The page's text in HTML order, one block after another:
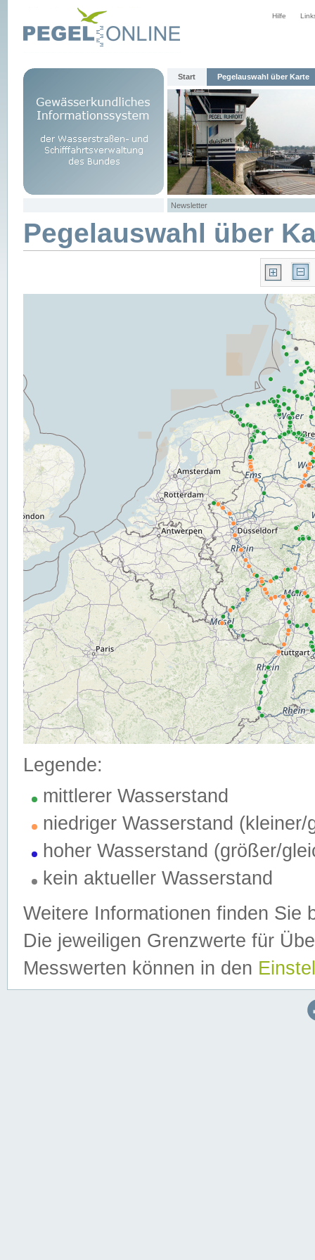
Hilfe
Start Pegelauswahl über Karte
Newsletter
Pegelauswahl über
Legende:
mittlerer Wasserstand
niedriger Wasserstand (kleiner/
hoher Wasserstand (größer/
kein aktueller Wasserstand
Weitere Informationen finden Sie
Die jeweiligen Grenzwerte für
Messwerten können in den